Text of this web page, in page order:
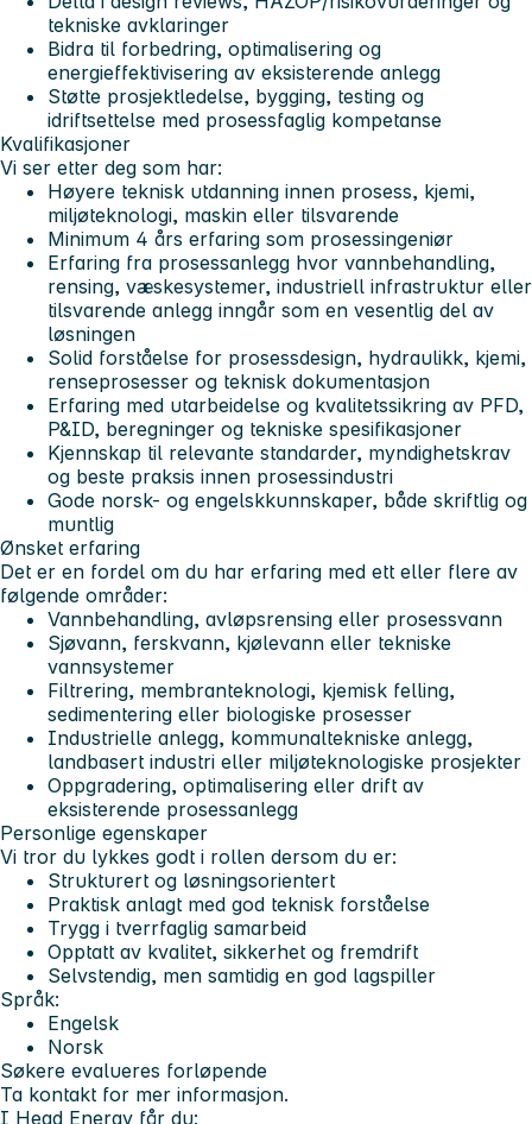
tekniske avklaringer
Bidra til forbedring, optimalisering og
energieffektivisering av eksisterende anlegg
Støtte prosjektledelse, bygging, testing og
idriftsettelse med prosessfaglig kompetanse
Kvalifikasjoner
Vi ser etter deg som har:
Høyere teknisk utdanning innen prosess, kjemi,
miljøteknologi, maskin eller tilsvarende
Minimum 4 års erfaring som prosessingeniør
Erfaring fra prosessanlegg hvor vannbehandling,
rensing, væskesystemer, industriell infrastruktur eller
tilsvarende anlegg inngår som en vesentlig del av
løsningen
Solid forståelse for prosessdesign, hydraulikk, kjemi,
renseprosesser og teknisk dokumentasjon
Erfaring med utarbeidelse og kvalitetssikring av PFD,
P&ID, beregninger og tekniske spesifikasjoner
Kjennskap til relevante standarder, myndighetskrav
og beste praksis innen prosessindustri
Gode norsk- og engelskkunnskaper, både skriftlig og
muntlig
Ønsket erfaring
Det er en fordel om du har erfaring med ett eller flere av
følgende områder:
Vannbehandling, avløpsrensing eller prosessvann
Sjøvann, ferskvann, kjølevann eller tekniske
vannsystemer
Filtrering, membranteknologi, kjemisk felling,
sedimentering eller biologiske prosesser
Industrielle anlegg, kommunaltekniske anlegg,
landbasert industri eller miljøteknologiske prosjekter
Oppgradering, optimalisering eller drift av
eksisterende prosessanlegg
Personlige egenskaper
Vi tror du lykkes godt i rollen dersom du er:
Strukturert og løsningsorientert
Praktisk anlagt med god teknisk forståelse
Trygg i tverrfaglig samarbeid
Opptatt av kvalitet, sikkerhet og fremdrift
Selvstendig, men samtidig en god lagspiller
Språk:
Engelsk
Norsk
Søkere evalueres forløpende
Ta kontakt for mer informasjon.
I Head Energy får du: